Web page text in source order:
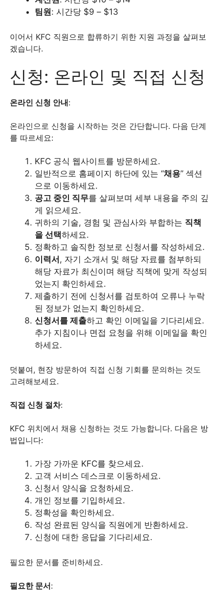
팀원: 시간당 $9 – $13
이어서 KFC 직원으로 합류하기 위한 지원 과정을 살펴보
겠습니다.
신청: 온라인 및 직접 신청
온라인 신청 안내:
온라인으로 신청을 시작하는 것은 간단합니다. 다음 단계
를 따르세요:
KFC 공식 웹사이트를 방문하세요.
일반적으로 홈페이지 하단에 있는 “채용” 섹션
으로 이동하세요.
공고 중인 직무를 살펴보며 세부 내용을 주의 깊
게 읽으세요.
귀하의 기술, 경험 및 관심사와 부합하는 직책
을 선택하세요.
정확하고 솔직한 정보로 신청서를 작성하세요.
이력서, 자기 소개서 및 해당 자료를 첨부하되
해당 자료가 최신이며 해당 직책에 맞게 작성되
었는지 확인하세요.
제출하기 전에 신청서를 검토하여 오류나 누락
된 정보가 없는지 확인하세요.
신청서를 제출하고 확인 이메일을 기다리세요.
추가 지침이나 면접 요청을 위해 이메일을 확인
하세요.
덧붙여, 현장 방문하여 직접 신청 기회를 문의하는 것도
고려해보세요.
직접 신청 절차:
KFC 위치에서 채용 신청하는 것도 가능합니다. 다음은 방
법입니다:
가장 가까운 KFC를 찾으세요.
고객 서비스 데스크로 이동하세요.
신청서 양식을 요청하세요.
개인 정보를 기입하세요.
정확성을 확인하세요.
작성 완료된 양식을 직원에게 반환하세요.
신청에 대한 응답을 기다리세요.
필요한 문서를 준비하세요.
필요한 문서: